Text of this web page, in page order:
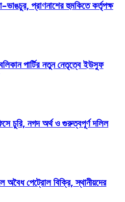
প্রাণনাশের হুমকিতে কর্তৃপক্ষ
পার্টির নতুন নেতৃত্বে ইউসুফ
চুরি, নগদ অর্থ ও গুরুত্বপূর্ণ দলিল
অবৈধ পেট্রোল বিক্রি, স্থানীয়দের